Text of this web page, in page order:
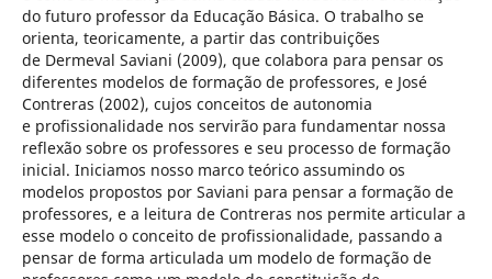
do futuro professor da Educação Básica. O trabalho se
orienta, teoricamente, a partir das contribuições
de Dermeval Saviani (2009), que colabora para pensar os
diferentes modelos de formação de professores, e José
Contreras (2002), cujos conceitos de autonomia
e profissionalidade nos servirão para fundamentar nossa
reflexão sobre os professores e seu processo de formação
inicial. Iniciamos nosso marco teórico assumindo os
modelos propostos por Saviani para pensar a formação de
professores, e a leitura de Contreras nos permite articular a
esse modelo o conceito de profissionalidade, passando a
pensar de forma articulada um modelo de formação de